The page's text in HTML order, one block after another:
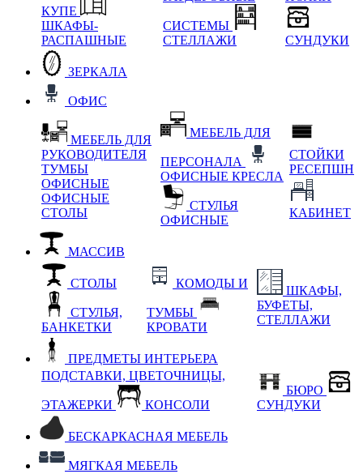
КУПЕ
ШКАФЫ-
РАСПАШНЫЕ
СИСТЕМЫ
СТЕЛЛАЖИ
СУНДУКИ
ЗЕРКАЛА
ОФИС
МЕБЕЛЬ ДЛЯ
РУКОВОДИТЕЛЯ
ТУМБЫ
ОФИСНЫЕ
ОФИСНЫЕ
СТОЛЫ
МЕБЕЛЬ ДЛЯ
ПЕРСОНАЛА
ОФИСНЫЕ КРЕСЛА
СТУЛЬЯ
ОФИСНЫЕ
СТОЙКИ
РЕСЕПШН
КАБИНЕТ
МАССИВ
СТОЛЫ
СТУЛЬЯ,
БАНКЕТКИ
КОМОДЫ И
ТУМБЫ
КРОВАТИ
ШКАФЫ,
БУФЕТЫ,
СТЕЛЛАЖИ
ПРЕДМЕТЫ ИНТЕРЬЕРА
ПОДСТАВКИ, ЦВЕТОЧНИЦЫ,
ЭТАЖЕРКИ КОНСОЛИ
БЮРО
СУНДУКИ
БЕСКАРКАСНАЯ МЕБЕЛЬ
МЯГКАЯ МЕБЕЛЬ